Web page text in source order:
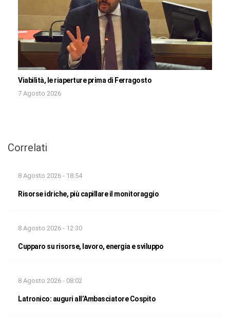
Viabilità, le riaperture prima di Ferragosto
7 Agosto 2026
Correlati
8 Agosto 2026 - 18:54
Risorse idriche, più capillare il monitoraggio
8 Agosto 2026 - 12:30
Cupparo su risorse, lavoro, energia e sviluppo
8 Agosto 2026 - 08:02
Latronico: auguri all’Ambasciatore Cospito